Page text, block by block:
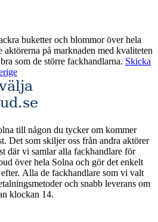
buketter och blommor över hela
aktörerna på marknaden med kvaliteten
som de större fackhandlarna. Skicka
till någon du tycker om kommer
Det som skiljer oss från andra aktörer
där vi samlar alla fackhandlare för
över hela Solna och gör det enkelt
vi valt
och snabb leverans om
klockan 14.